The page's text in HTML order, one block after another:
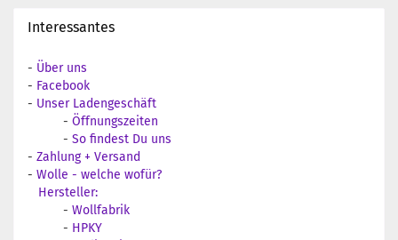
Interessantes
- Über uns
- Facebook
- Unser Ladengeschäft
- Öffnungszeiten
- So findest Du uns
- Zahlung + Versand
- Wolle - welche wofür?
Hersteller:
- Wollfabrik
- HPKY